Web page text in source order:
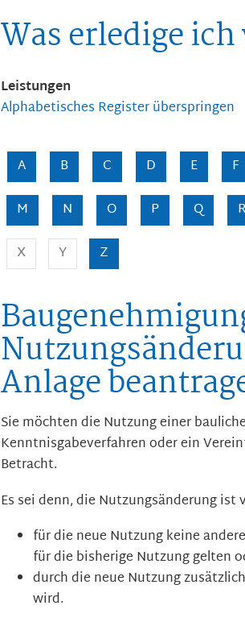
Was erledige ich
Leistungen
Alphabetisches Register überspringen
A B C D E F
M
N O P Q R
X
Y Z
Anlage
Sie möchten die Nutzung einer
Kenntnisgabeverfahren oder ein
Betracht.
Es sei denn, die Nutzungsänderung
für die neue Nutzung keine
für die bisherige Nutzung gelten
durch die neue Nutzung
wird.